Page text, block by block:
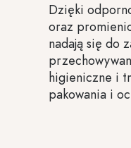
Dzięki
oraz
nadają się do
higieniczne i
pakowania i